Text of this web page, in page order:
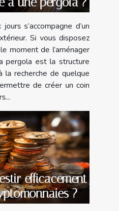
s’accompagne d’un
Si vous disposez
moment de l’aménager
pergola est la structure
recherche de quelque
de créer un coin
efficacement
?